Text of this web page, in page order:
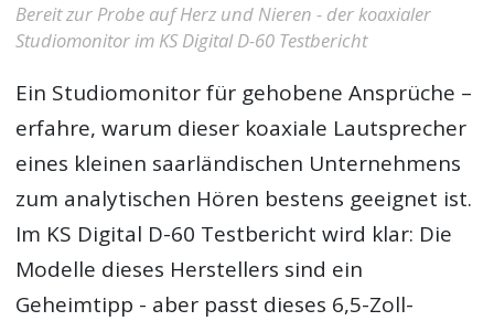
Bereit zur Probe auf Herz und Nieren - der koaxialer
Studiomonitor im KS Digital D-60 Testbericht
Ein Studiomonitor für gehobene Ansprüche –
erfahre, warum dieser koaxiale Lautsprecher
eines kleinen saarländischen Unternehmens
zum analytischen Hören bestens geeignet ist.
Im KS Digital D-60 Testbericht wird klar: Die
Modelle dieses Herstellers sind ein
Geheimtipp - aber passt dieses 6,5-Zoll-